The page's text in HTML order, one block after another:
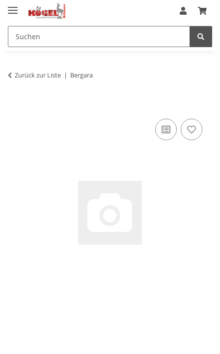
Zurück zur Liste Bergara